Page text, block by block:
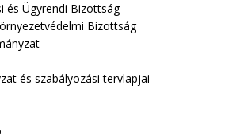
és Ügyrendi Bizottság
Bizottság
és szabályozási tervlapjai